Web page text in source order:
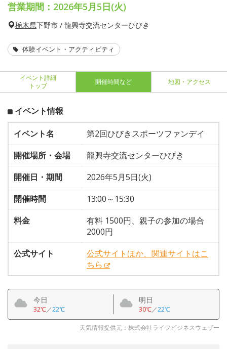
営業期間：2026年5月5日(火)
栃木県下野市 / 龍興寺交流センターひびき
体験イベント・アクティビティ
イベント詳細
トップ
開催時間など 地図・アクセス
イベント情報
イベント名
第2回ひびきスポーツファンデイ
開催場所・会場
龍興寺交流センターひびき
開催日・期間
2026年5月5日(火)
開催時間
13:00～15:30
料金
有料 1500円、親子の参加の場合
2000円
公式サイト
公式サイトほか、関連サイトはこ
ちら
今日
32℃／22℃
明日
30℃／22℃
天気情報提供元：株式会社ライフビジネスウェザー